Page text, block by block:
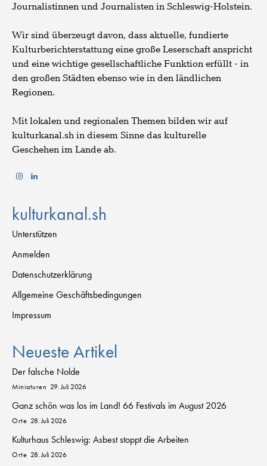
Journalistinnen und Journalisten in Schleswig-Holstein.
Wir sind überzeugt davon, dass aktuelle, fundierte
Kulturberichterstattung eine große Leserschaft anspricht
und eine wichtige gesellschaftliche Funktion erfüllt - in
den großen Städten ebenso wie in den ländlichen
Regionen.
Mit lokalen und regionalen Themen bilden wir auf
kulturkanal.sh in diesem Sinne das kulturelle
Geschehen im Lande ab.
kulturkanal.sh
Unterstützen
Anmelden
Datenschutzerklärung
Allgemeine Geschäftsbedingungen
Impressum
Neueste Artikel
Der falsche Nolde
Miniaturen 29. Juli 2026
Ganz schön was los im Land! 66 Festivals im August 2026
Orte 28. Juli 2026
Kulturhaus Schleswig: Asbest stoppt die Arbeiten
Orte 28. Juli 2026